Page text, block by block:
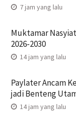
7 jam yang lalu
Muktamar
2026-2030
14 jam yang lalu
Paylater Ancam
jadi Benteng
14 jam yang lalu